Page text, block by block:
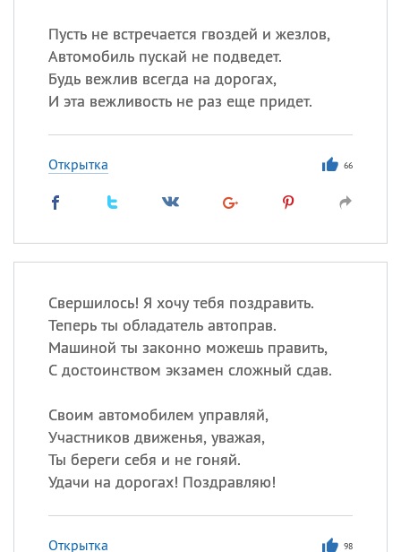
Пусть не встречается гвоздей и жезлов,
Автомобиль пускай не подведет.
Будь вежлив всегда на дорогах,
И эта вежливость не раз еще придет.
Открытка 66
Свершилось! Я хочу тебя поздравить.
Теперь ты обладатель автоправ.
Машиной ты законно можешь править,
С достоинством экзамен сложный сдав.
Своим автомобилем управляй,
Участников движенья, уважая,
Ты береги себя и не гоняй.
Удачи на дорогах! Поздравляю!
Открытка 98